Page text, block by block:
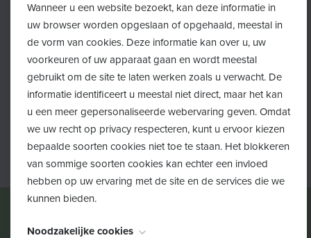
Voor professionelen
Wanneer u een website bezoekt, kan deze informatie in
uw browser worden opgeslaan of opgehaald, meestal in
de vorm van cookies. Deze informatie kan over u, uw
voorkeuren of uw apparaat gaan en wordt meestal
gebruikt om de site te laten werken zoals u verwacht. De
informatie identificeert u meestal niet direct, maar het kan
u een meer gepersonaliseerde webervaring geven. Omdat
we uw recht op privacy respecteren, kunt u ervoor kiezen
bepaalde soorten cookies niet toe te staan. Het blokkeren
van sommige soorten cookies kan echter een invloed
hebben op uw ervaring met de site en de services die we
kunnen bieden.
Noodzakelijke cookies